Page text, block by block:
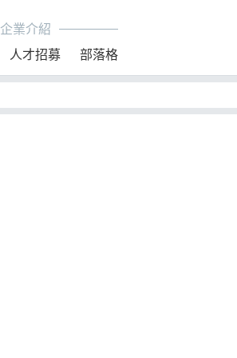
企業介紹
人才招募 部落格